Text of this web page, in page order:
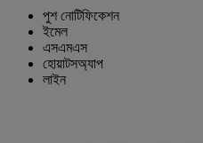
পুশ নোটিফিকেশন
ইমেল
এসএমএস
হোয়াটসঅ্যাপ
লাইন